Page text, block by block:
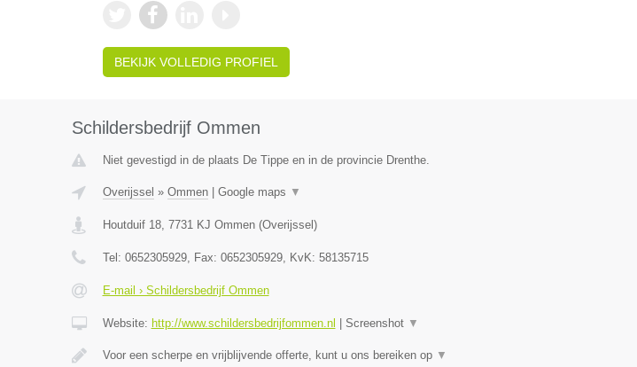
BEKIJK VOLLEDIG PROFIEL
Schildersbedrijf Ommen
Niet gevestigd in de plaats De Tippe en in de provincie Drenthe.
Overijssel » Ommen| Google maps ▼
Houtduif 18, 7731 KJ Ommen(Overijssel )
Tel: 0652305929, Fax: 0652305929, KvK: 58135715
E-mail › Schildersbedrijf Ommen
Website: http://www.schildersbedrijfommen.nl Screenshot ▼
Voor een scherpe en vrijblijvende offerte, kunt u ons bereiken op ▼